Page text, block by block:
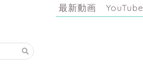
最新動画 YouTube